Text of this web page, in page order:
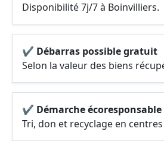
Disponibilité 7j/7 à Boinvilliers.
✔ Débarras possible gratuit
Selon la valeur des biens
✔ Démarche écoresponsable
Tri, don et recyclage en